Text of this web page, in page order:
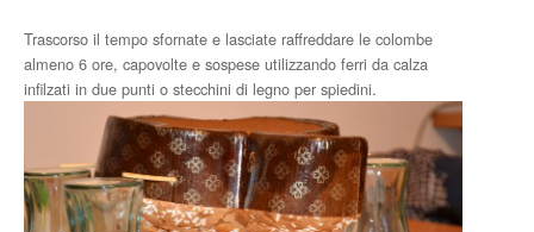
Trascorso il tempo sfornate e lasciate raffreddare le colombe
almeno 6 ore, capovolte e sospese utilizzando ferri da calza
infilzati in due punti o stecchini di legno per spiedini.